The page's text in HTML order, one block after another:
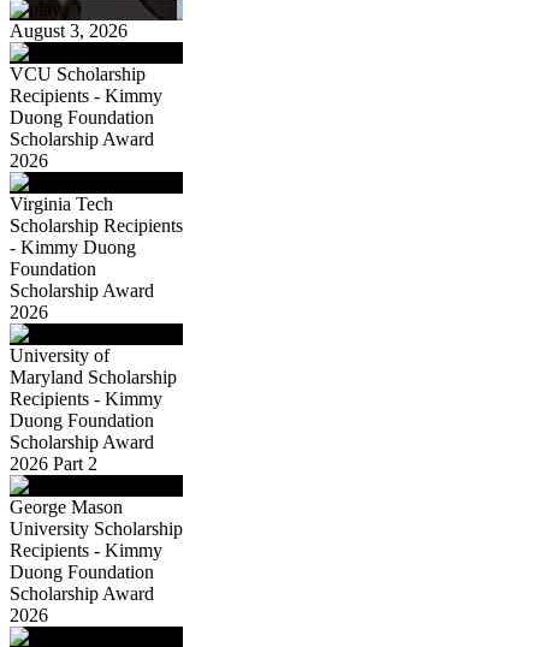
August 3, 2026
VCU Scholarship
Recipients - Kimmy
Duong Foundation
Scholarship Award
2026
Virginia Tech
Scholarship Recipients
- Kimmy Duong
Foundation
Scholarship Award
2026
University of
Maryland Scholarship
Recipients - Kimmy
Duong Foundation
Scholarship Award
2026 Part 2
George Mason
University Scholarship
Recipients - Kimmy
Duong Foundation
Scholarship Award
2026